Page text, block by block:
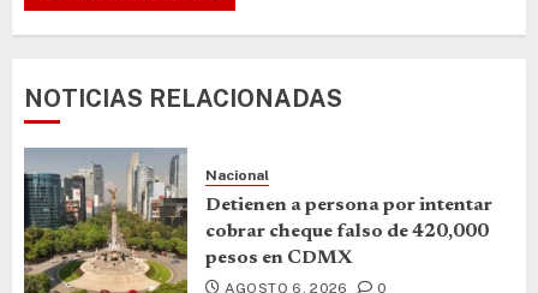
NOTICIAS RELACIONADAS
Nacional
Detienen a persona por intentar
cobrar cheque falso de 420,000
pesos en CDMX
AGOSTO 6, 2026 0